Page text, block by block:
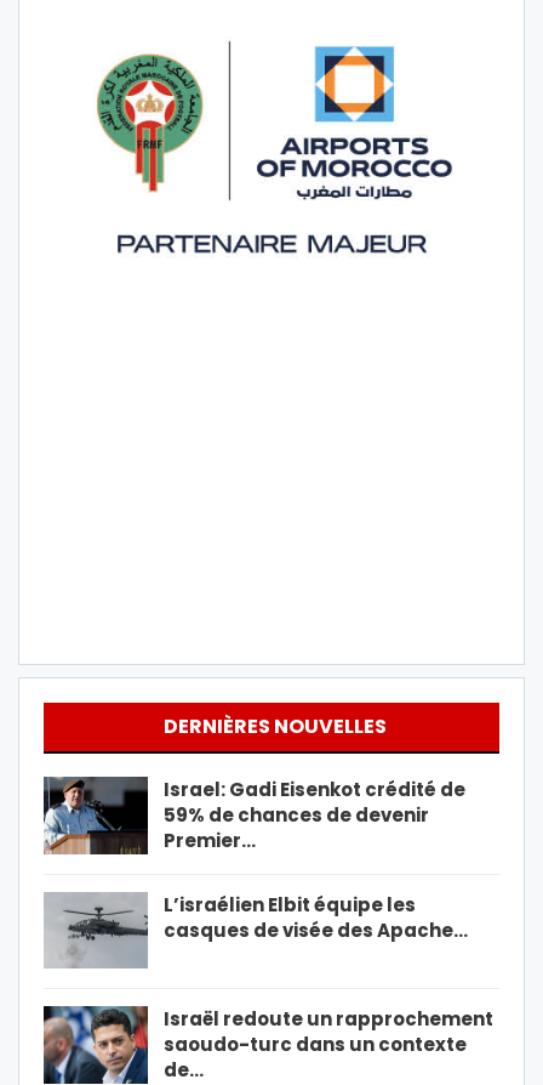
DERNIÈRES NOUVELLES
Israel: Gadi Eisenkot crédité de
59% de chances de devenir
Premier…
L’israélien Elbit équipe les
casques de visée des Apache…
Israël redoute un rapprochement
saoudo-turc dans un contexte
de…